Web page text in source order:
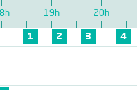
19h 20h
1 2 3 4